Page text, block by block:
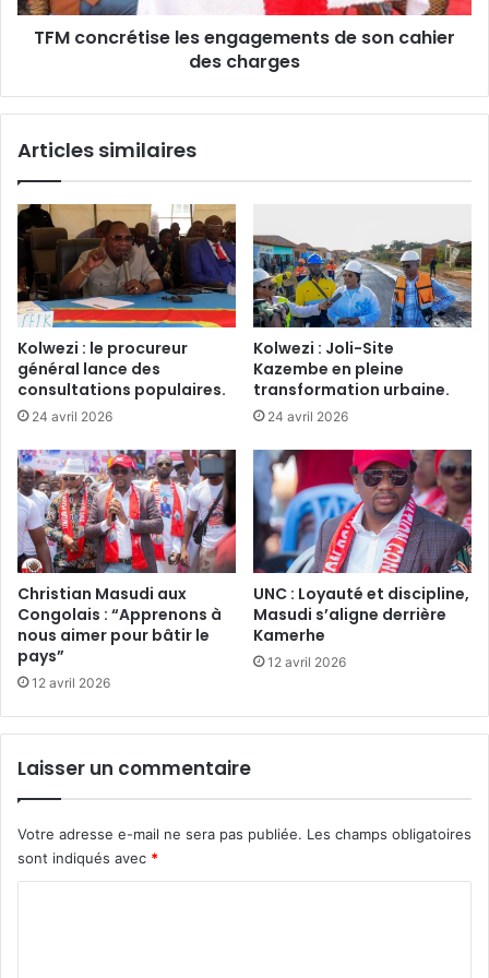
charges
TFM concrétise les engagements de son cahier
des charges
Articles similaires
Kolwezi : le procureur
général lance des
consultations populaires.
24 avril 2026
Kolwezi : Joli-Site
Kazembe en pleine
transformation urbaine.
24 avril 2026
Christian Masudi aux
Congolais : “Apprenons à
nous aimer pour bâtir le
pays”
12 avril 2026
UNC : Loyauté et discipline,
Masudi s’aligne derrière
Kamerhe
12 avril 2026
Laisser un commentaire
Votre adresse e-mail ne sera pas publiée. Les champs obligatoires
sont indiqués avec *